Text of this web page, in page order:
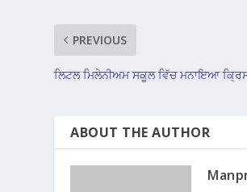
PREVIOUS
ਲਿਟਲ ਮਿਲੇਨੀਅਮ ਸਕੂਲ ਵਿੱਚ ਮਨਾਇਆ
ABOUT THE AUTHOR